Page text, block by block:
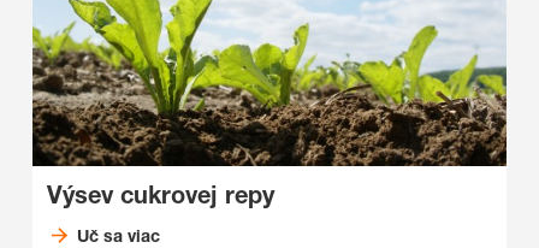
Výsev cukrovej repy
Uč sa viac